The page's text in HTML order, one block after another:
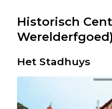
Historisch
Werelderfgoed)
Het Stadhuys